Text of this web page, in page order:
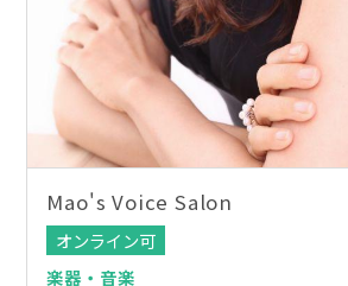
Mao's Voice Salon
オンライン可
楽器・音楽